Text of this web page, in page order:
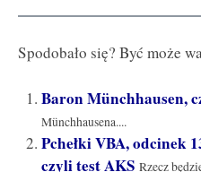
Spodobało się? Być może
Baron Münchhausen,
Münchhausena....
Pchełki VBA, odcinek
czyli test AKS Rzecz